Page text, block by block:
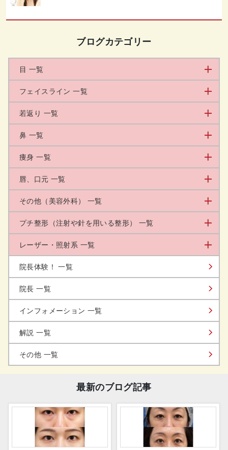
ブログカテゴリー
目 一覧
フェイスライン 一覧
若返り 一覧
鼻 一覧
痩身 一覧
唇、口元 一覧
その他（美容外科） 一覧
プチ整形（注射や針を用いる整形） 一覧
レーザー・照射系 一覧
院長体験！ 一覧
院長 一覧
インフォメーション 一覧
解説 一覧
その他 一覧
最新のブログ記事